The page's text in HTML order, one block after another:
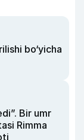
bo‘yicha
Bir umr
Rimma